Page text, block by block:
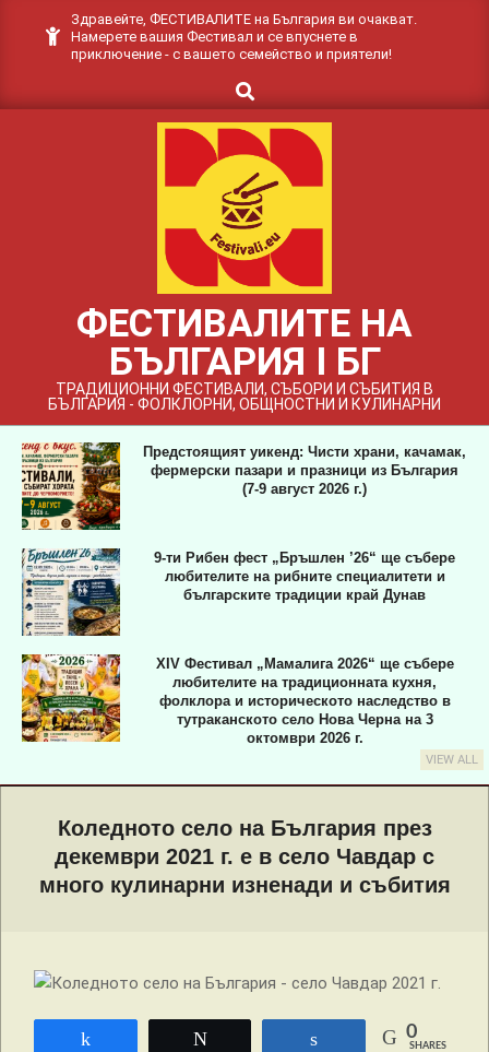
Здравейте, ФЕСТИВАЛИТЕ на България ви очакват.
Намерете вашия Фестивал и се впуснете в
приключение - с вашето семейство и приятели!
Search
ФЕСТИВАЛИТЕ НА
БЪЛГАРИЯ I БГ
ТРАДИЦИОННИ ФЕСТИВАЛИ, СЪБОРИ И СЪБИТИЯ В
БЪЛГАРИЯ - ФОЛКЛОРНИ, ОБЩНОСТНИ И КУЛИНАРНИ
Предстоящият уикенд: Чисти храни, качамак,
фермерски пазари и празници из България
(7-9 август 2026 г.)
9-ти Рибен фест „Бръшлен ’26“ ще събере
любителите на рибните специалитети и
българските традиции край Дунав
XIV Фестивал „Мамалига 2026“ ще събере
любителите на традиционната кухня,
фолклора и историческото наследство в
тутраканското село Нова Черна на 3
октомври 2026 г.
VIEW ALL
NavigationКоледното село на България през
декември 2021 г. е в село Чавдар с
много кулинарни изненади и събития
0
SHARES